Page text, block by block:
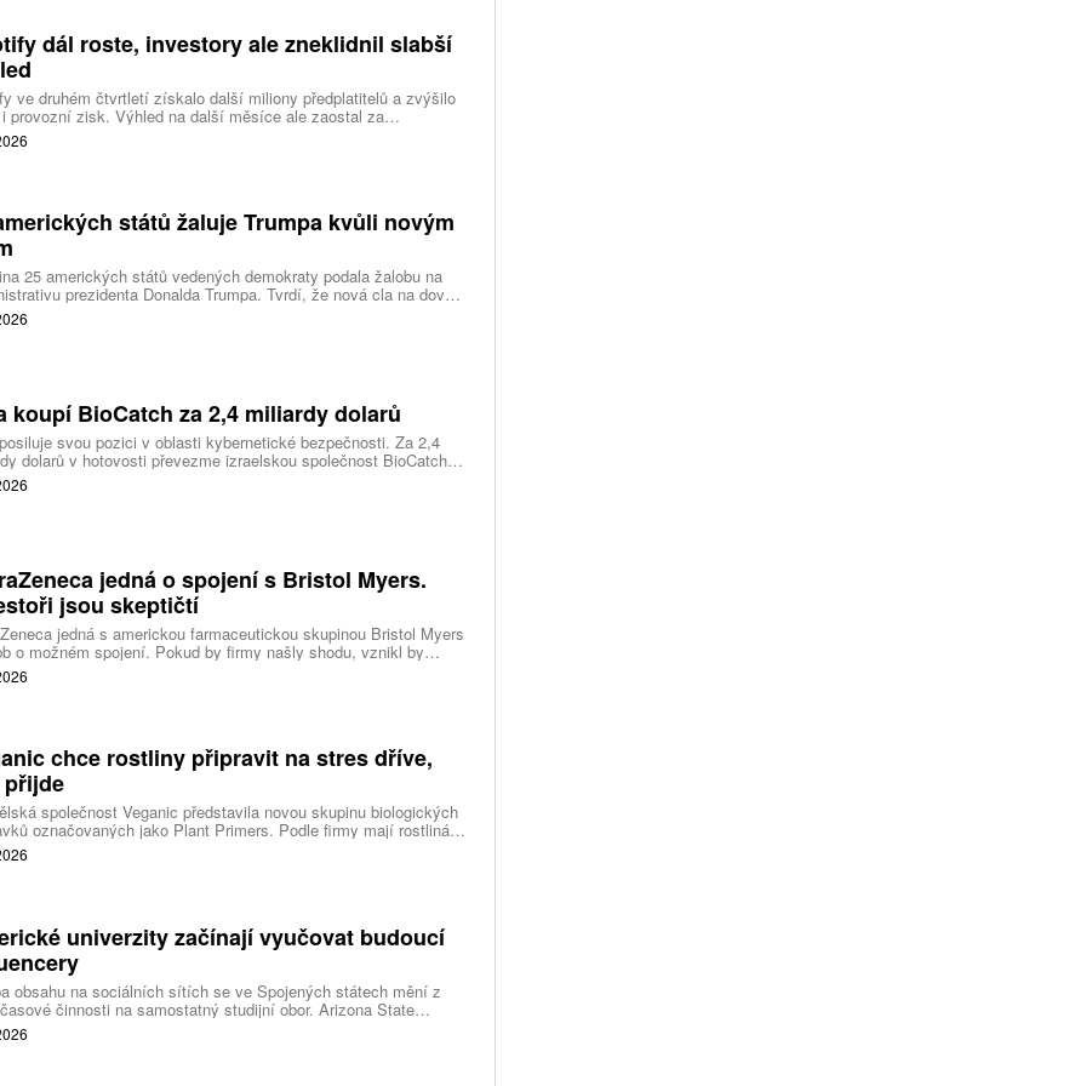
dál roste, investory ale zneklidnil slabší
ve druhém čtvrtletí získalo další miliony předplatitelů a zvýšilo
provozní zisk. Výhled na další měsíce ale zaostal za
a ukázal, že další růst bude vyžadovat vyšší výdaje na
nové služby a umělou inteligenci.
států žaluje Trumpa kvůli novým
25 amerických států vedených demokraty podala žalobu na
prezidenta Donalda Trumpa. Tvrdí, že nová cla na dovoz
zemí překračují pravomoci prezidenta a obcházejí předchozí
amerických soudů.
koupí BioCatch za 2,4 miliardy dolarů
svou pozici v oblasti kybernetické bezpečnosti. Za 2,4
dolarů v hotovosti převezme izraelskou společnost BioCatch,
bankám odhalovat podvody podle chování uživatelů při
internetovým bankovnictvím.
jedná o spojení s Bristol Myers.
jsou skeptičtí
jedná s americkou farmaceutickou skupinou Bristol Myers
o možném spojení. Pokud by firmy našly shodu, vznikl by
z největších výrobců léků na světě s hodnotou téměř 400 miliard
chce rostliny připravit na stres dříve,
přijde
společnost Veganic představila novou skupinu biologických
označovaných jako Plant Primers. Podle firmy mají rostlinám
biologické signály, které je připraví na pozdější stres. Cílem není
plodiny neustále v pohotovosti, ale umožnit jim rychleji spustit
univerzity začínají vyučovat budoucí
obsahu na sociálních sítích se ve Spojených státech mění z
činnosti na samostatný studijní obor. Arizona State
připravila bakalářský program zaměřený na tvorbu obsahu.
University zase spouští vedlejší studijní program pro